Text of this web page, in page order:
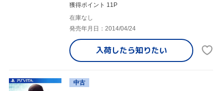
獲得ポイント 11P
在庫なし
発売年月日：2014/04/24
入荷したら知りたい
中古